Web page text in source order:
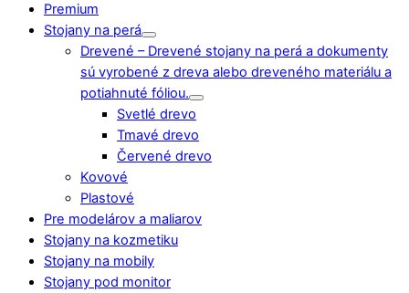
Premium
Stojany na perá
Drevené – Drevené stojany na perá a dokumenty
sú vyrobené z dreva alebo dreveného materiálu a
potiahnuté fóliou.
Svetlé drevo
Tmavé drevo
Červené drevo
Kovové
Plastové
Pre modelárov a maliarov
Stojany na kozmetiku
Stojany na mobily
Stojany pod monitor